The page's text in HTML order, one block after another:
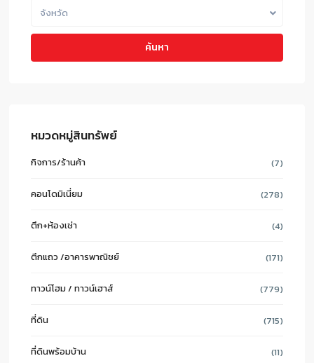
จังหวัด
ค้นหา
หมวดหมู่สินทรัพย์
กิจการ/ร้านค้า (7)
คอนโดมิเนี่ยม (278)
ตึก+ห้องเช่า (4)
ตึกแถว /อาคารพาณิชย์ (171)
ทาวน์โฮม / ทาวน์เฮาส์ (779)
ที่ดิน (715)
ที่ดินพร้อมบ้าน (11)